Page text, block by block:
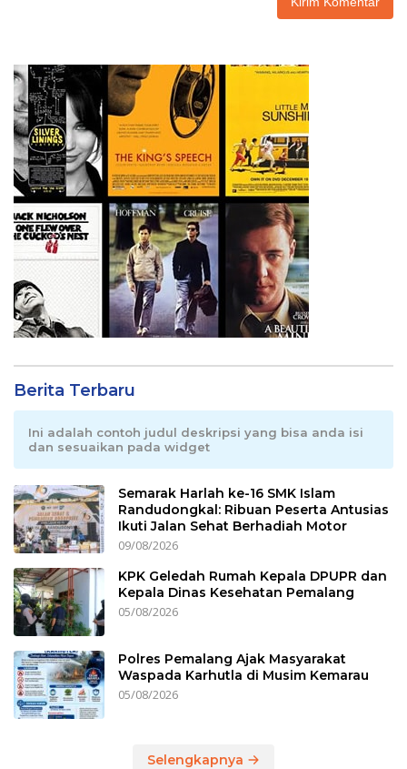
Berita Terbaru
Ini adalah contoh judul deskripsi yang bisa anda isi
dan sesuaikan pada widget
Semarak Harlah ke-16 SMK Islam
Randudongkal: Ribuan Peserta Antusias
Ikuti Jalan Sehat Berhadiah Motor
09/08/2026
KPK Geledah Rumah Kepala DPUPR dan
Kepala Dinas Kesehatan Pemalang
05/08/2026
Polres Pemalang Ajak Masyarakat
Waspada Karhutla di Musim Kemarau
05/08/2026
Selengkapnya